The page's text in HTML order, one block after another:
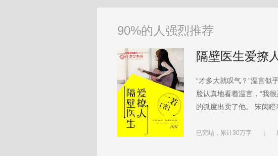
90%的人强烈推荐
隔壁医生爱撩人
“才多大就叹气？”温言似
脸认真地看着温言，“我
的弧度出卖了他。 宋闵
不动就能想起他的眼睛！
已完结，累计30万字